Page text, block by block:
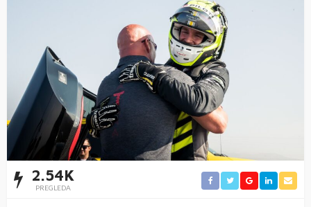
2.54K
PREGLEDA